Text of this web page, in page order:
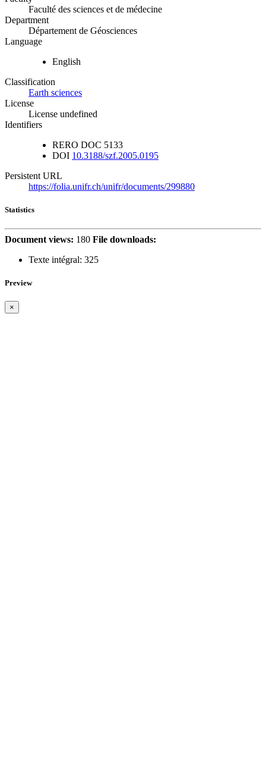
Faculté des sciences et de médecine
Department
Département de Géosciences
Language
English
Classification
Earth sciences
License
License undefined
Identifiers
RERO DOC 5133
DOI 10.3188/szf.2005.0195
Persistent URL
https://folia.unifr.ch/unifr/documents/299880
Statistics
Document views: 180 File downloads:
Texte intégral: 325
Preview
×